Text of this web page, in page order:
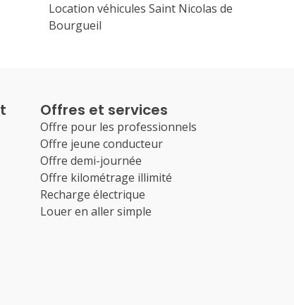
Location véhicules Saint Nicolas de
Bourgueil
Offres et services
Offre pour les professionnels
Offre jeune conducteur
Offre demi-journée
Offre kilométrage illimité
Recharge électrique
Louer en aller simple